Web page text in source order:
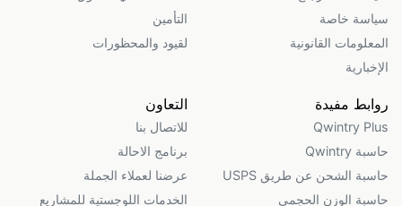
سياسة خاصة
المعلومات القانونية
الإخبارية
التأمين
لقيود والمحظورات
روابط مفيدة
Qwintry Plus
حاسبة Qwintry
حاسبة الشحن عن طريق USPS
حاسبة الوزن الحجمي
التعاون
للاتصال بنا
برنامج الاحالة
عرضنا لعملاء الجملة
الخدمات اللوجستية للمشاريع